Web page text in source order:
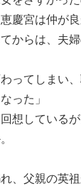
慶宮は仲が
からは、夫
わってしまい
った」
想している
、父親の英